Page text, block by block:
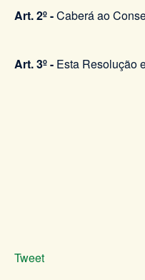
Art. 2º -Caberá ao
Art. 3º - Esta Resolução
Tweet